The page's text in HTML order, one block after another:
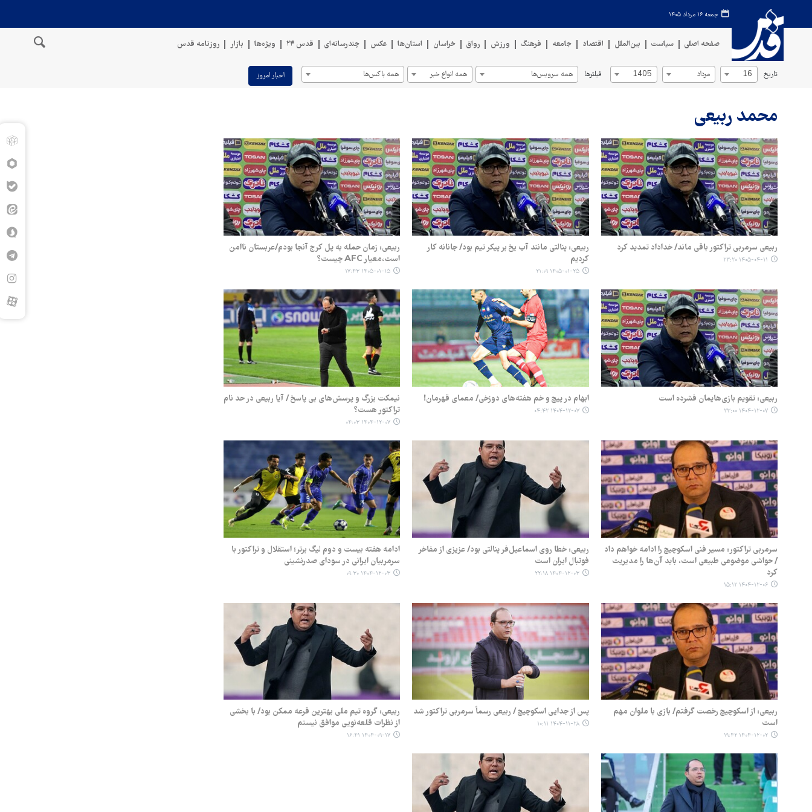
جمعه ۱۶ مرداد ۱۴۰۵
صفحه اصلی سیاست بین‌الملل اقتصاد جامعه فرهنگ ورزش رواق خراسان استان‌ها عکس چندرسانه‌ای قدس ۲۴ ویژه‌ها بازار روزنامه قدس
تاریخ 16 مرداد 1405 فیلترها همه سرویس‌ها همه انواع خبر همه باکس‌ها اخبار امروز
محمد ربیعی
ربیعی سرمربی تراکتور باقی ماند/ خداداد تمدید کرد
۱۴۰۵-۰۴-۱۱ ۲۳:۲۰
ربیعی: پنالتی مانند آب یخ بر پیکر تیم بود/ جانانه کار
کردیم
۱۴۰۵-۰۱-۲۵ ۲۱:۰۹
ربیعی: زمان حمله به پل کرج آنجا بودم/عربستان ناامن
است،معیار AFC چیست؟
۱۴۰۵-۰۱-۱۵ ۱۷:۴۳
ربیعی: تقویم بازی‌هایمان فشرده است
۱۴۰۴-۱۲-۰۷ ۲۳:۰۰
ابهام در پیچ و خم هفته‌های دوزخی/ معمای قهرمان!
۱۴۰۴-۱۲-۰۷ ۰۴:۴۲
نیمکت بزرگ و پرسش‌های بی پاسخ / آیا ربیعی در حد نام
تراکتور هست؟
۱۴۰۴-۱۲-۰۷ ۰۴:۰۳
سرمربی تراکتور: مسیر فنی اسکوچیچ را ادامه خواهم داد
/ حواشی موضوعی طبیعی است، باید آن‌ها را مدیریت
کرد
۱۴۰۴-۱۲-۰۶ ۱۵:۱۲
ربیعی: خطا روی اسماعیل‌فر پنالتی بود/ عزیزی از مفاخر
فوتبال ایران است
۱۴۰۴-۱۲-۰۳ ۲۲:۱۸
ادامه هفته بیست و دوم لیگ برتر؛ استقلال و تراکتور با
سرمربیان ایرانی در سودای صدرنشینی
۱۴۰۴-۱۲-۰۳ ۰۹:۳۰
ربیعی: از اسکوچیچ رخصت گرفتم/ بازی با ملوان مهم
است
۱۴۰۴-۱۲-۰۲ ۱۹:۴۲
پس از جدایی اسکوچیچ / ربیعی رسماً سرمربی تراکتور شد
۱۴۰۴-۱۱-۲۸ ۱۰:۱۱
ربیعی: گروه تیم ملی بهترین قرعه ممکن بود/ با بخشی
از نظرات قلعه‌نویی موافق نیستم
۱۴۰۴-۰۹-۱۷ ۱۶:۴۱